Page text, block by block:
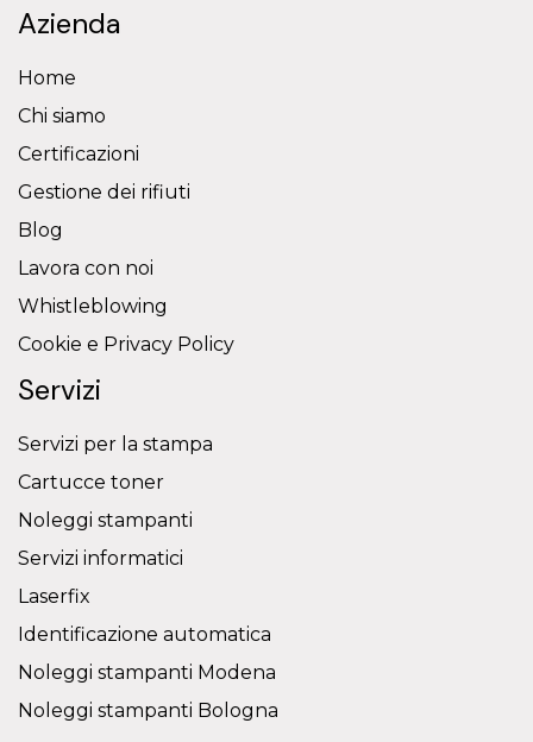
Azienda
Home
Chi siamo
Certificazioni
Gestione dei rifiuti
Blog
Lavora con noi
Whistleblowing
Cookie e Privacy Policy
Servizi
Servizi per la stampa
Cartucce toner
Noleggi stampanti
Servizi informatici
Laserfix
Identificazione automatica
Noleggi stampanti Modena
Noleggi stampanti Bologna